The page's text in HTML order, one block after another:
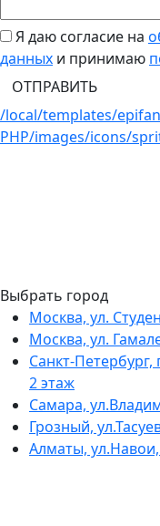
Я даю согласие на
данных и принимаю
ОТПРАВИТЬ
/local/templates/
PHP/images/icons/
Выбрать город
Москва, ул.
Москва, ул.
Санкт-
2 этаж
Самара,
Грозный,
Алматы,